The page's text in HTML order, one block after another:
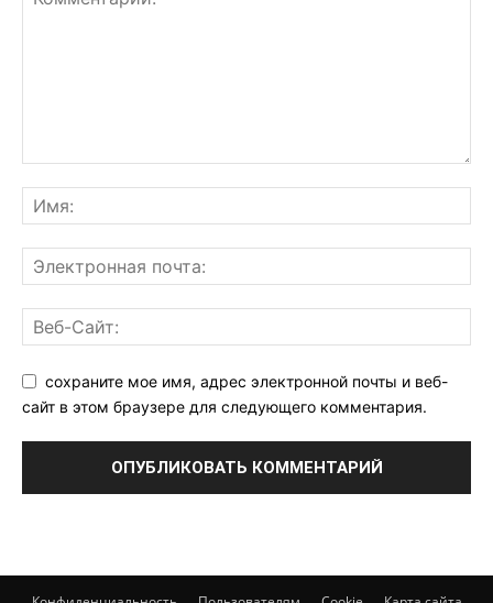
сохраните мое имя, адрес электронной почты и веб-
сайт в этом браузере для следующего комментария.